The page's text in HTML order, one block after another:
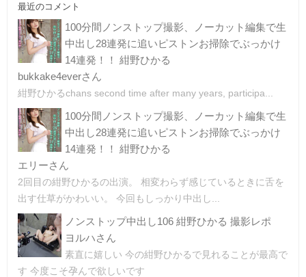
最近のコメント
100分間ノンストップ撮影、ノーカット編集で生
中出し28連発に追いピストンお掃除でぶっかけ
14連発！！ 紺野ひかる
bukkake4everさん
紺野ひかるchans second time after many years, participa...
100分間ノンストップ撮影、ノーカット編集で生
中出し28連発に追いピストンお掃除でぶっかけ
14連発！！ 紺野ひかる
エリーさん
2回目の紺野ひかるの出演。 相変わらず感じているときに舌を
出す仕草がかわいい。 今回もしっかり中出し...
ノンストップ中出し106 紺野ひかる 撮影レポ
ヨルハさん
素直に嬉しい 今の紺野ひかるで見れることが最高で
す 今度こそ孕んで欲しいです